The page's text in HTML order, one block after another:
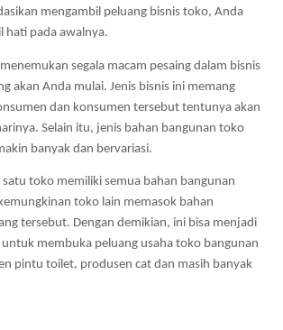
mengambil peluang bisnis toko, Anda
hati pada awalnya.
segala macam pesaing dalam bisnis
akan Anda mulai. Jenis bisnis ini memang
dan konsumen tersebut tentunya akan
Selain itu, jenis bahan bangunan toko
banyak dan bervariasi.
toko memiliki semua bahan bangunan
toko lain memasok bahan
tersebut. Dengan demikian, ini bisa menjadi
untuk membuka peluang usaha toko bangunan
pintu toilet, produsen cat dan masih banyak